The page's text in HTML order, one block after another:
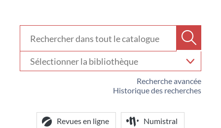
Recherche avancée
Historique des recherches
votre
bibliothèque
Revues en ligne Numistral